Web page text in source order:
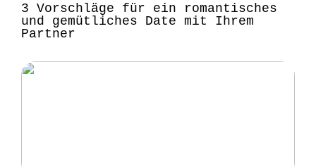
3 Vorschläge für ein romantisches
und gemütliches Date mit Ihrem
Partner